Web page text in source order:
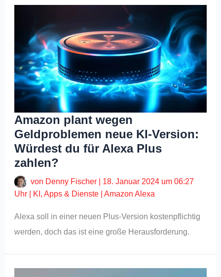
Amazon plant wegen
Geldproblemen neue KI-Version:
Würdest du für Alexa Plus
zahlen?
von Denny Fischer
18. Januar 2024 um 06:27
Uhr
KI ,Apps & Dienste |Amazon Alexa
Alexa soll in einer neuen Plus-Version kostenpflichtig
werden, doch das ist eine große Herausforderung.